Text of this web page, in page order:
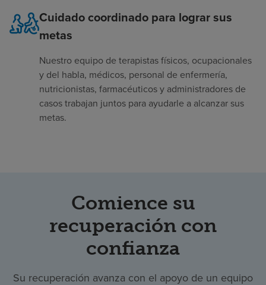
Cuidado coordinado para lograr sus
metas
Nuestro equipo de terapistas físicos, ocupacionales
y del habla, médicos, personal de enfermería,
nutricionistas, farmacéuticos y administradores de
casos trabajan juntos para ayudarle a alcanzar sus
metas.
Comience su
recuperación con
confianza
Su recuperación avanza con el apoyo de un equipo